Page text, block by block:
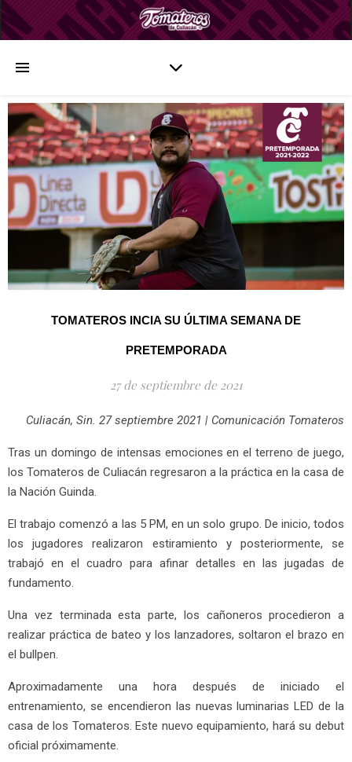
TOMATEROS INCIA SU ÚLTIMA SEMANA DE
PRETEMPORADA
27 de septiembre de 2021
Culiacán, Sin. 27 septiembre 2021 | Comunicación Tomateros
Tras un domingo de intensas emociones en el terreno de juego,
los Tomateros de Culiacán regresaron a la práctica en la casa de
la Nación Guinda.
El trabajo comenzó a las 5 PM, en un solo grupo. De inicio, todos
los jugadores realizaron estiramiento y posteriormente, se
trabajó en el cuadro para afinar detalles en las jugadas de
fundamento.
Una vez terminada esta parte, los cañoneros procedieron a
realizar práctica de bateo y los lanzadores, soltaron el brazo en
el bullpen.
Aproximadamente una hora después de iniciado el
entrenamiento, se encendieron las nuevas luminarias LED de la
casa de los Tomateros. Este nuevo equipamiento, hará su debut
oficial próximamente.